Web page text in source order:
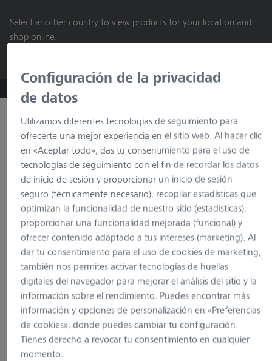
Select another country to view products for your location and
shop online.
principal
ZEISS Microscopy B2B Online Shop
Cargando…
Dirección
Configuración de la privacidad
de datos
Utilizamos diferentes tecnologías de seguimiento para
ofrecerte una mejor experiencia en el sitio web. Al hacer clic
en «Aceptar todo», das tu consentimiento para el uso de
tecnologías de seguimiento con el fin de recordar los datos
de inicio de sesión y proporcionar un inicio de sesión
seguro (técnicamente necesario), recopilar estadísticas que
optimizan la funcionalidad de nuestro sitio (estadísticas),
proporcionar una funcionalidad mejorada (funcional) y
ofrecer contenido adaptado a tus intereses (marketing). Al
dar tu consentimiento para el uso de cookies de marketing,
también nos permites activar tecnologías de huellas
digitales del navegador para mejorar el análisis del sitio y la
información sobre el rendimiento. Puedes encontrar más
información y opciones de personalización en «Preferencias
de cookies», donde puedes cambiar tu configuración.
Tienes derecho a revocar tu consentimiento en cualquier
momento.